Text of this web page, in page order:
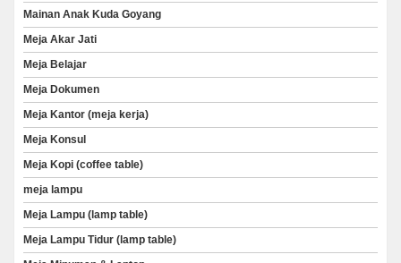
Mainan Anak Kuda Goyang
Meja Akar Jati
Meja Belajar
Meja Dokumen
Meja Kantor (meja kerja)
Meja Konsul
Meja Kopi (coffee table)
meja lampu
Meja Lampu (lamp table)
Meja Lampu Tidur (lamp table)